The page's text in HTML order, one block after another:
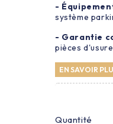
-
système
- Garantie
pièces
EN SAVOIR
Quantité